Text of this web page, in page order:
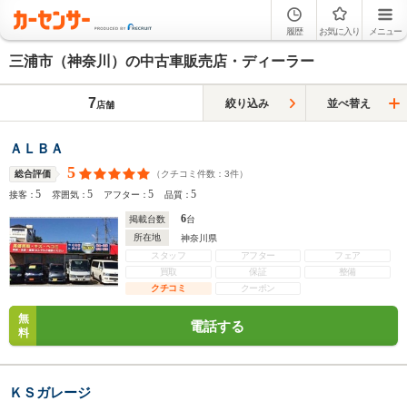
履歴 お気に入り メニュー
三浦市（神奈川）の中古車販売店・ディーラー
7店舗 絞り込み 並べ替え
ＡＬＢＡ
総合評価 5 （クチコミ件数： 3件）
接客：5 雰囲気：5 アフター：5 品質：5
掲載台数 6台
所在地
神奈川県
スタッフ
アフター
フェア
買取
保証
整備
クチコミ
クーポン
無
料
電話する
ＫＳガレージ